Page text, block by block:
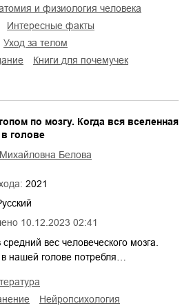
и физиология человека
интересные факты
уход за телом
книги для почемучек
10.12.2023 02:41
по мозгу. Когда вся вселенная
голове
Белова
2021
вес человеческого мозга.
нашей голове потребля…
нейропсихология